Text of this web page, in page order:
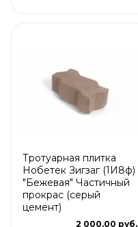
Тротуарная плитка
Нобетек Зигзаг (1И8ф)
"Бежевая" Частичный
прокрас (серый
цемент)
2 000.00 руб.